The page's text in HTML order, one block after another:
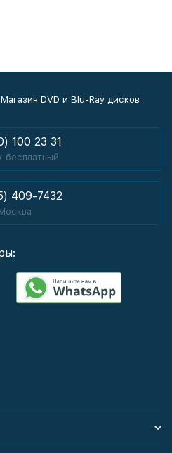
DVD и Blu-Ray дисков
100 23 31
бесплатный
409-7432